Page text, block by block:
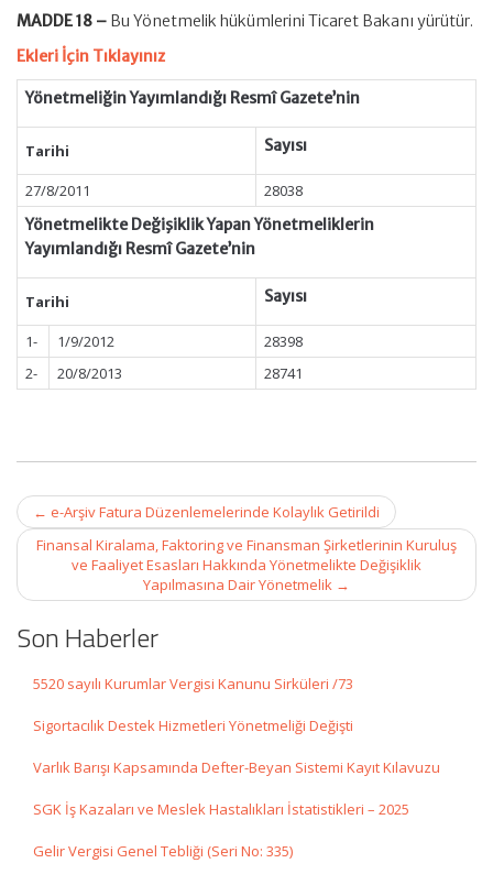
MADDE 18 – Bu Yönetmelik hükümlerini Ticaret Bakanı yürütür.
Ekleri İçin Tıklayınız
Yönetmeliğin Yayımlandığı Resmî Gazete’nin
Tarihi Sayısı
27/8/2011
28038
Yönetmelikte Değişiklik Yapan Yönetmeliklerin
Yayımlandığı Resmî Gazete’nin
Tarihi Sayısı
1- 1/9/2012
28398
2-
20/8/2013 28741
Post
navigation
← e-Arşiv Fatura Düzenlemelerinde Kolaylık Getirildi
Finansal Kiralama, Faktoring ve Finansman Şirketlerinin Kuruluş
ve Faaliyet Esasları Hakkında Yönetmelikte Değişiklik
Yapılmasına Dair Yönetmelik →
Son Haberler
5520 sayılı Kurumlar Vergisi Kanunu Sirküleri /73
Sigortacılık Destek Hizmetleri Yönetmeliği Değişti
Varlık Barışı Kapsamında Defter-Beyan Sistemi Kayıt Kılavuzu
SGK İş Kazaları ve Meslek Hastalıkları İstatistikleri – 2025
Gelir Vergisi Genel Tebliği (Seri No: 335)